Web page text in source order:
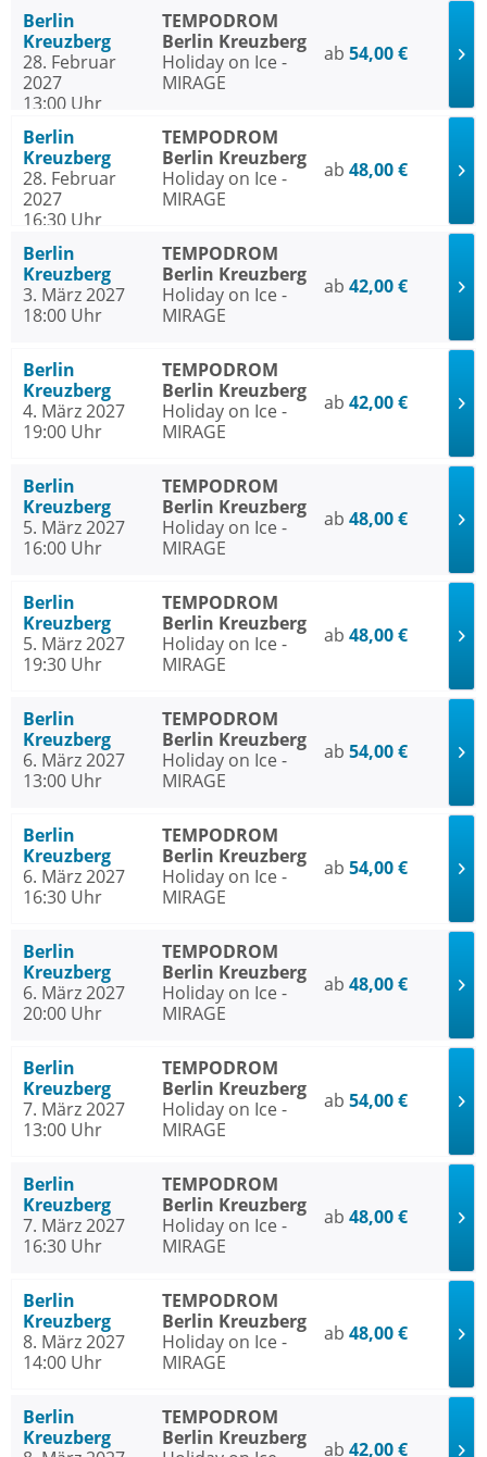
Berlin
Kreuzberg
28. Februar
2027
13:00 Uhr
TEMPODROM
Berlin Kreuzberg
Holiday on Ice -
MIRAGE
ab 54,00 €
Berlin
Kreuzberg
28. Februar
2027
16:30 Uhr
TEMPODROM
Berlin Kreuzberg
Holiday on Ice -
MIRAGE
ab 48,00 €
Berlin
Kreuzberg
3. März 2027
18:00 Uhr
TEMPODROM
Berlin Kreuzberg
Holiday on Ice -
MIRAGE
ab 42,00 €
Berlin
Kreuzberg
4. März 2027
19:00 Uhr
TEMPODROM
Berlin Kreuzberg
Holiday on Ice -
MIRAGE
ab 42,00 €
Berlin
Kreuzberg
5. März 2027
16:00 Uhr
TEMPODROM
Berlin Kreuzberg
Holiday on Ice -
MIRAGE
ab 48,00 €
Berlin
Kreuzberg
5. März 2027
19:30 Uhr
TEMPODROM
Berlin Kreuzberg
Holiday on Ice -
MIRAGE
ab 48,00 €
Berlin
Kreuzberg
6. März 2027
13:00 Uhr
TEMPODROM
Berlin Kreuzberg
Holiday on Ice -
MIRAGE
ab 54,00 €
Berlin
Kreuzberg
6. März 2027
16:30 Uhr
TEMPODROM
Berlin Kreuzberg
Holiday on Ice -
MIRAGE
ab 54,00 €
Berlin
Kreuzberg
6. März 2027
20:00 Uhr
TEMPODROM
Berlin Kreuzberg
Holiday on Ice -
MIRAGE
ab 48,00 €
Berlin
Kreuzberg
7. März 2027
13:00 Uhr
TEMPODROM
Berlin Kreuzberg
Holiday on Ice -
MIRAGE
ab 54,00 €
Berlin
Kreuzberg
7. März 2027
16:30 Uhr
TEMPODROM
Berlin Kreuzberg
Holiday on Ice -
MIRAGE
ab 48,00 €
Berlin
Kreuzberg
8. März 2027
14:00 Uhr
TEMPODROM
Berlin Kreuzberg
Holiday on Ice -
MIRAGE
ab 48,00 €
Berlin
Kreuzberg
TEMPODROM
Berlin Kreuzberg
ab 42,00 €